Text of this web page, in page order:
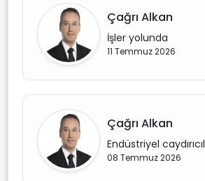
Çağrı Alkan
İşler yolunda
11 Temmuz 2026
Çağrı Alkan
Endüstriyel
08 Temmuz 2026